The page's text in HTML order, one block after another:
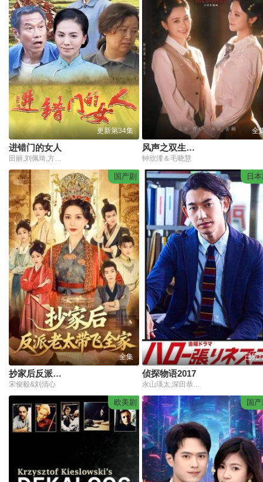
更新第34集
进错门的女人
田丽,刘佩琦,方青卓,刘骐,赵圆圆,郭晓峰
全
风声之双生谜局
钟欣潼＆毛晓慧
国产剧
全集
抄家后反派老太带飞全家
宋俊毅&刘清心
日
已完
侦探物语2017
欧美剧 国